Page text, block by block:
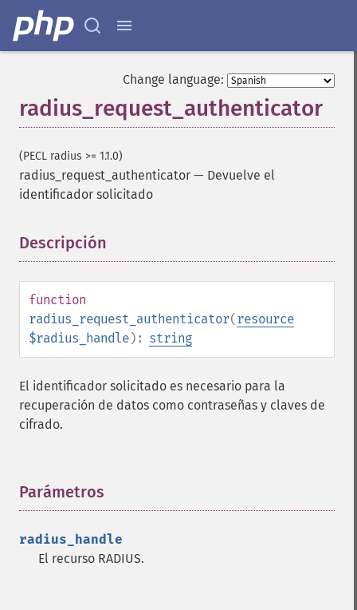
Change language:
radius_request_authenticator
(PECL radius >= 1.1.0)
radius_request_authenticator — Devuelve el
identificador solicitado
Descripción
function
radius_request_authenticator(resource
$radius_handle): string
El identificador solicitado es necesario para la
recuperación de datos como contraseñas y claves de
cifrado.
Parámetros
radius_handle
El recurso RADIUS.